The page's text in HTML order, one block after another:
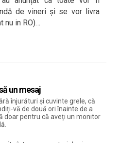
de vineri și se vor livra
nu in RO)…
un mesaj
înjurături și cuvinte grele, că
vă de două ori înainte de a
doar pentru că aveți un monitor